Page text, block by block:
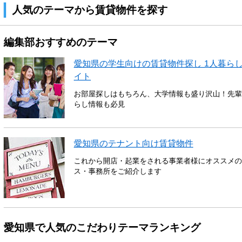
人気のテーマから賃貸物件を探す
編集部おすすめのテーマ
愛知県の学生向けの賃貸物件探し 1人暮ら
イト
お部屋探しはもちろん、大学情報も盛り沢山！先
らし情報も必見
愛知県のテナント向け賃貸物件
これから開店・起業をされる事業者様にオススメ
ス・事務所をご紹介します
愛知県で人気のこだわりテーマランキング